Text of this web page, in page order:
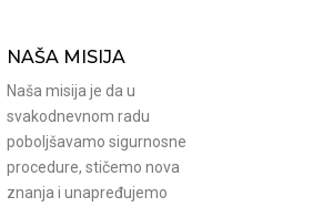
NAŠA MISIJA
Naša misija je da u
svakodnevnom radu
poboljšavamo sigurnosne
procedure, stičemo nova
znanja i unapređujemo